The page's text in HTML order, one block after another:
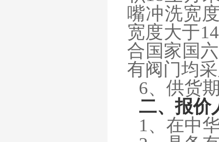
嘴冲洗宽
宽度大于
合国家国
有阀门均
6、供货
二、报价
1 、在中